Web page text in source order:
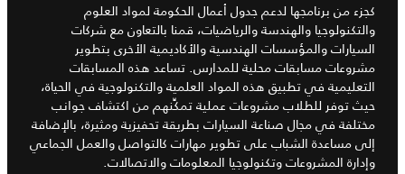
كجزء من برنامجها لدعم جدول أعمال الحكومة لمواد العلوم
والتكنولوجيا والهندسة والرياضيات، قمنا بالتعاون مع شركات
السيارات والمؤسسات الهندسية والأكاديمية الأخرى بتطوير
مشروعات مسابقات محلية للمدارس. تساعد هذه المسابقات
التعليمية في تطبيق هذه المواد العلمية والتكنولوجية في الحياة،
حيث توفر للطلاب مشروعات عملية تمكِّنهم من اكتشاف جوانب
مختلفة في مجال صناعة السيارات بطريقة تحفيزية ومثيرة، بالإضافة
إلى مساعدة الشباب على تطوير مهارات كالتواصل والعمل الجماعي
وإدارة المشروعات وتكنولوجيا المعلومات والاتصالات.